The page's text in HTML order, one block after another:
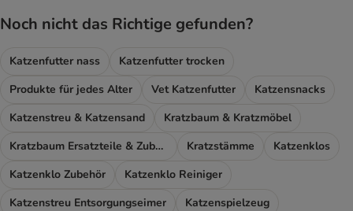
Noch nicht das Richtige gefunden?
Katzenfutter nass
Katzenfutter trocken
Produkte für jedes Alter
Vet Katzenfutter
Katzensnacks
Katzenstreu & Katzensand
Kratzbaum & Kratzmöbel
Kratzbaum Ersatzteile & Zubehör
Kratzstämme
Katzenklos
Katzenklo Zubehör
Katzenklo Reiniger
Katzenstreu Entsorgungseimer
Katzenspielzeug